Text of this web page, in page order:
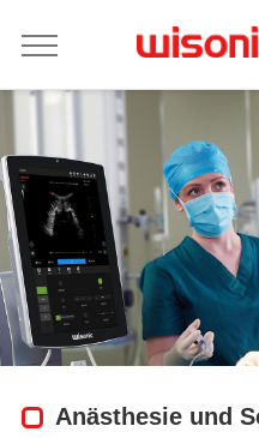
Anästhesie und